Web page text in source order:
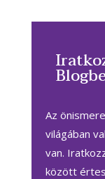
Az
világában
van.
között